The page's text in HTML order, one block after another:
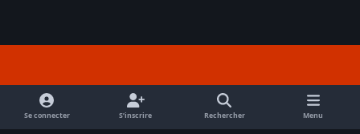
f
a
Se connecter S’inscrire Rechercher Menu